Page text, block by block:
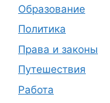
Образование
Политика
Права и законы
Путешествия
Работа